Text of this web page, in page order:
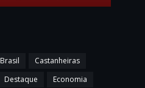
Brasil
Castanheiras
Destaque
Economia